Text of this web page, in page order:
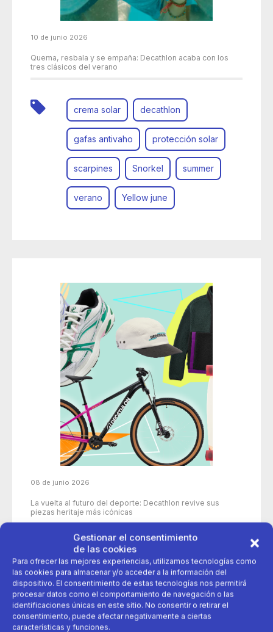
Gestionar el consentimiento
de las cookies
Para ofrecer las mejores experiencias, utilizamos tecnologías como
las cookies para almacenar y/o acceder a la información del
dispositivo. El consentimiento de estas tecnologías nos permitirá
procesar datos como el comportamiento de navegación o las
identificaciones únicas en este sitio. No consentir o retirar el
consentimiento, puede afectar negativamente a ciertas
características y funciones.
10 de junio 2026
Quema, resbala y se empaña: Decathlon acaba con los
tres clásicos del verano
crema solar decathlon
gafas antivaho protección solar
scarpines Snorkel summer
verano Yellow june
08 de junio 2026
La vuelta al futuro del deporte: Decathlon revive sus
piezas heritaje más icónicas
50 años aniversario
deporte Productos icónicos